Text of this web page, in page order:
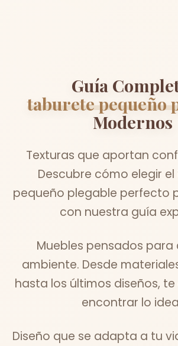
Guía
taburete pequeño
Modernos
Texturas que aportan
Descubre cómo elegir
pequeño plegable perfecto
con nuestra guía
Muebles pensados para
ambiente. Desde
hasta los últimos diseños,
encontrar lo
Diseño que se adapta a tu